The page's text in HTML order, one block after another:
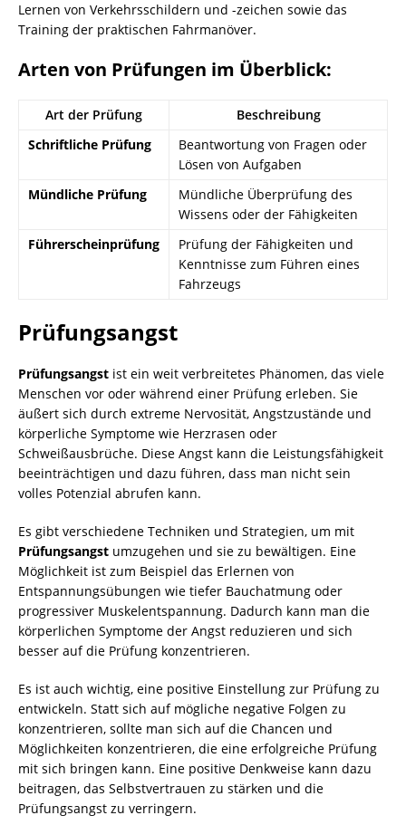
Lernen von Verkehrsschildern und -zeichen sowie das
Training der praktischen Fahrmanöver.
Arten von Prüfungen im Überblick:
Art der Prüfung
Beschreibung
Schriftliche Prüfung
Beantwortung von Fragen oder
Lösen von Aufgaben
Mündliche Prüfung
Mündliche Überprüfung des
Wissens oder der Fähigkeiten
Führerscheinprüfung
Prüfung der Fähigkeiten und
Kenntnisse zum Führen eines
Fahrzeugs
Prüfungsangst
Prüfungsangst ist ein weit verbreitetes Phänomen, das viele
Menschen vor oder während einer Prüfung erleben. Sie
äußert sich durch extreme Nervosität, Angstzustände und
körperliche Symptome wie Herzrasen oder
Schweißausbrüche. Diese Angst kann die Leistungsfähigkeit
beeinträchtigen und dazu führen, dass man nicht sein
volles Potenzial abrufen kann.
Es gibt verschiedene Techniken und Strategien, um mit
Prüfungsangst umzugehen und sie zu bewältigen. Eine
Möglichkeit ist zum Beispiel das Erlernen von
Entspannungsübungen wie tiefer Bauchatmung oder
progressiver Muskelentspannung. Dadurch kann man die
körperlichen Symptome der Angst reduzieren und sich
besser auf die Prüfung konzentrieren.
Es ist auch wichtig, eine positive Einstellung zur Prüfung zu
entwickeln. Statt sich auf mögliche negative Folgen zu
konzentrieren, sollte man sich auf die Chancen und
Möglichkeiten konzentrieren, die eine erfolgreiche Prüfung
mit sich bringen kann. Eine positive Denkweise kann dazu
beitragen, das Selbstvertrauen zu stärken und die
Prüfungsangst zu verringern.